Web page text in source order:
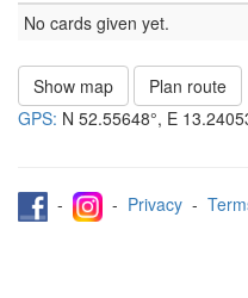
No cards given yet.
Show map Plan route
GPS: N 52.55648°, E
- - Privacy -